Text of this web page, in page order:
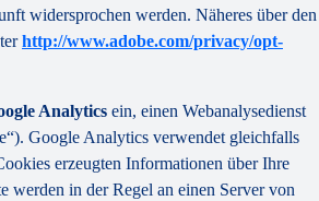
widersprochen werden. Näheres über den
http://www.adobe.com/privacy/opt-
Analytics ein, einen Webanalysedienst
Google Analytics verwendet gleichfalls
erzeugten Informationen über Ihre
werden in der Regel an einen Server von